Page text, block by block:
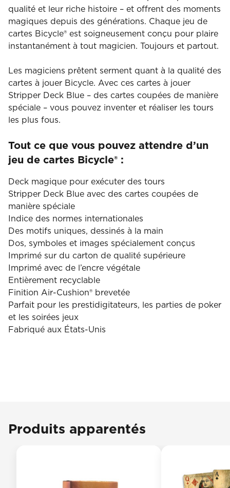
qualité et leur riche histoire – et offrent des moments
magiques depuis des générations. Chaque jeu de
cartes Bicycle® est soigneusement conçu pour plaire
instantanément à tout magicien. Toujours et partout.
Les magiciens prêtent serment quant à la qualité des
cartes à jouer Bicycle. Avec ces cartes à jouer
Stripper Deck Blue – des cartes coupées de manière
spéciale – vous pouvez inventer et réaliser les tours
les plus fous.
Tout ce que vous pouvez attendre d’un
jeu de cartes Bicycle® :
Deck magique pour exécuter des tours
Stripper Deck Blue avec des cartes coupées de
manière spéciale
Indice des normes internationales
Des motifs uniques, dessinés à la main
Dos, symboles et images spécialement conçus
Imprimé sur du carton de qualité supérieure
Imprimé avec de l’encre végétale
Entièrement recyclable
Finition Air-Cushion® brevetée
Parfait pour les prestidigitateurs, les parties de poker
et les soirées jeux
Fabriqué aux États-Unis
Produits apparentés